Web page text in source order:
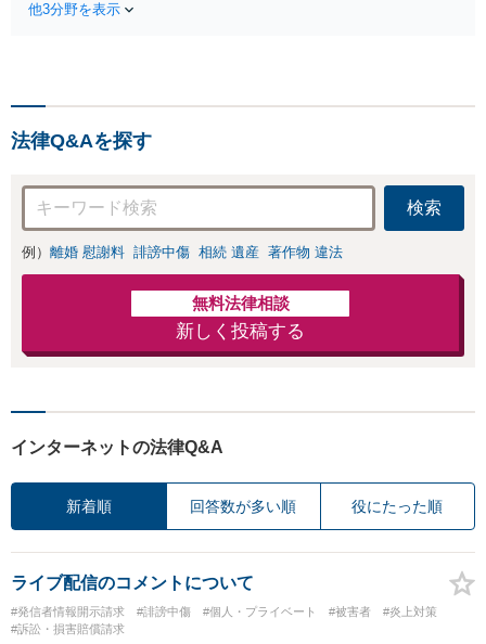
しい地域の皆さまも、
休日対応可】
他3分野を表示
法律Q&Aを探す
検索
例） 離婚 慰謝料 誹謗中傷 相続 遺産 著作物 違法
無料法律相談
新しく投稿する
インターネットの法律Q&A
新着順 回答数が多い順 役にたった順
ライブ配信のコメントについて
#発信者情報開示請求 #誹謗中傷 #個人・プライベート #被害者
#炎上対策
#訴訟・損害賠償請求